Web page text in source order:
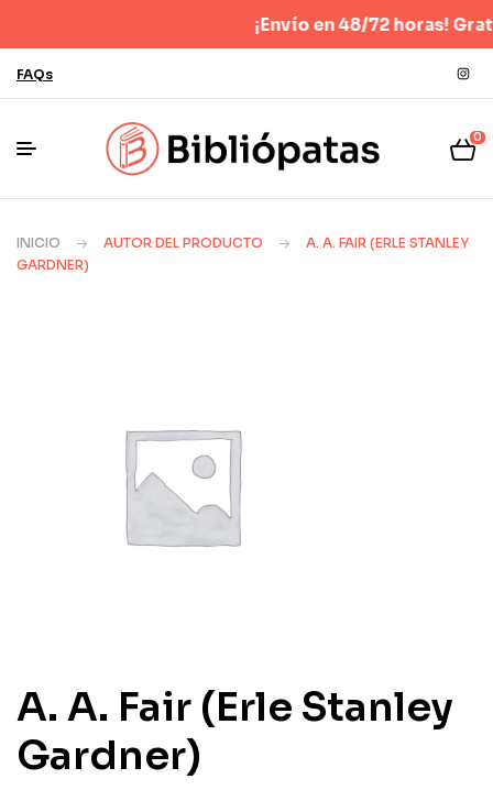
¡Envío en 48/72 horas! Gratis
FAQs
0
INICIO AUTOR DEL PRODUCTO
A. A. FAIR (ERLE STANLEY
GARDNER)
A. A. Fair (Erle Stanley
Gardner)